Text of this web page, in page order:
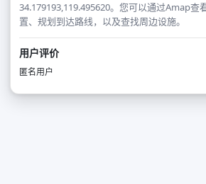
34.179193,119.495620。您可以通过Amap查
置、规划到达路线，以及查找周边设施。
用户评价
匿名用户